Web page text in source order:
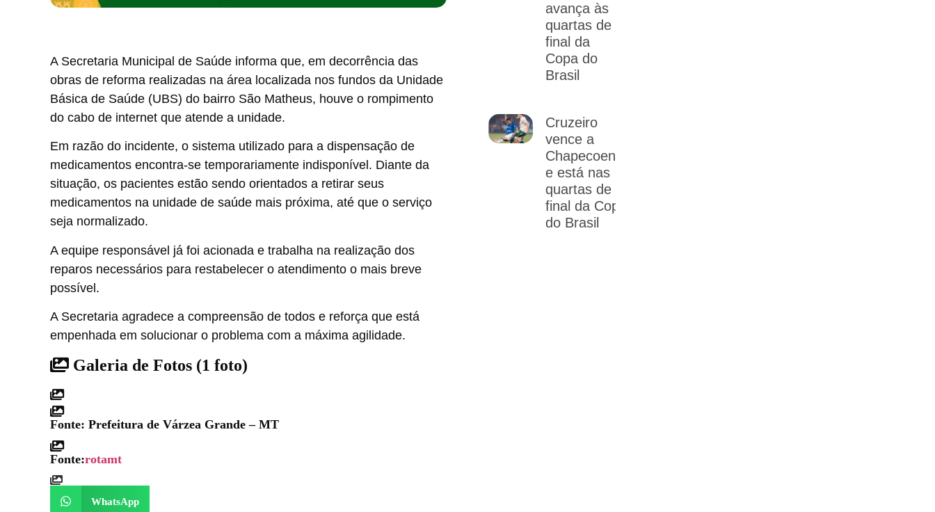
A Secretaria Municipal de Saúde informa que, em decorrência das
obras de reforma realizadas na área localizada nos fundos da Unidade
Básica de Saúde (UBS) do bairro São Matheus, houve o rompimento
do cabo de internet que atende a unidade.
Em razão do incidente, o sistema utilizado para a dispensação de
medicamentos encontra-se temporariamente indisponível. Diante da
situação, os pacientes estão sendo orientados a retirar seus
medicamentos na unidade de saúde mais próxima, até que o serviço
seja normalizado.
A equipe responsável já foi acionada e trabalha na realização dos
reparos necessários para restabelecer o atendimento o mais breve
possível.
A Secretaria agradece a compreensão de todos e reforça que está
empenhada em solucionar o problema com a máxima agilidade.
Galeria de Fotos (1 foto)
Fonte: Prefeitura de Várzea Grande – MT
Fonte:rotamt
WhatsApp
avança às
quartas de
final da
Copa do
Brasil
Cruzeiro
vence a
Chapecoense
e está nas
quartas de
final da Copa
do Brasil